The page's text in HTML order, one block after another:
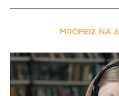
ΜΠΟΡΕΊΣ ΝΑ